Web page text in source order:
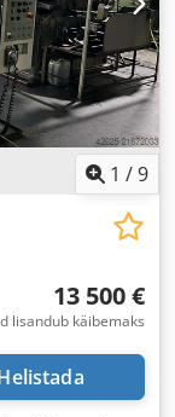
1 /9
13 500 €
lisandub käibemaks